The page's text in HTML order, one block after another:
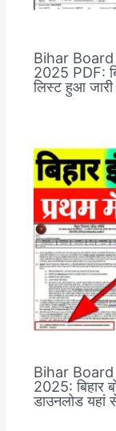
Bihar
2025 PDF:
लिस्ट हुआ
Bihar
2025: बिहार
डाउनलोड यहां